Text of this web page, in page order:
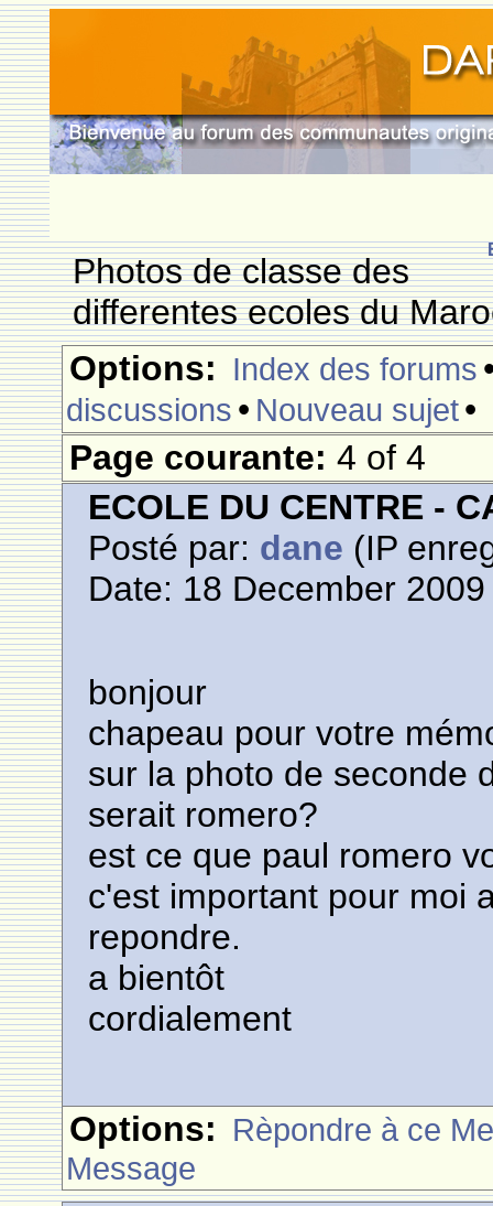
Photos de classe des
differentes ecoles du
Options: Index des forums
discussions • Nouveau sujet•
Page courante:4 of 4
ECOLE DU CENTRE -
Posté par: dane (IP
Date: 18 December
bonjour
chapeau pour votre
sur la photo de seconde
serait romero?
est ce que paul romero
c'est important pour moi
repondre.
a bientôt
cordialement
Options: Rèpondre à ce
Message